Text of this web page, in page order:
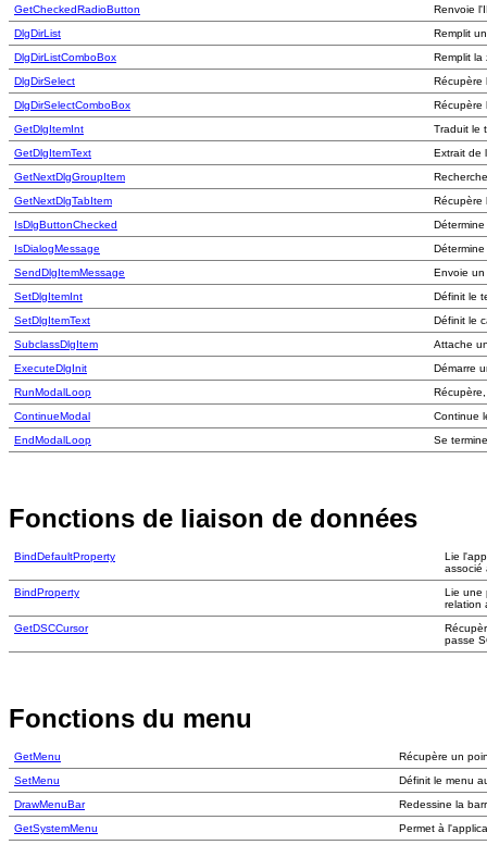
GetCheckedRadioButton
Renvoie
DlgDirList
Remplit
DlgDirListComboBox
Remplit
DlgDirSelect
Récupère
DlgDirSelectComboBox
Récupère
GetDlgItemInt
Traduit le
GetDlgItemText
Extrait de
GetNextDlgGroupItem
GetNextDlgTabItem
Récupère
IsDlgButtonChecked
IsDialogMessage
SendDlgItemMessage
Envoie
SetDlgItemInt
Définit le
SetDlgItemText
Définit le
SubclassDlgItem
Attache
ExecuteDlgInit
Démarre
RunModalLoop
ContinueModal
Continue
EndModalLoop
Se
Fonctions de liaison de données
BindDefaultProperty
Lie
associé
BindProperty
Lie une
relation
GetDSCCursor
passe
Fonctions du menu
GetMenu
Récupère un
SetMenu
Définit le menu
DrawMenuBar
Redessine la
GetSystemMenu
Permet à